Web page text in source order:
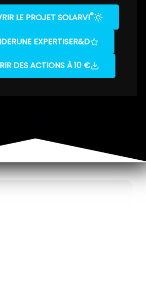
LE PROJET SOLARVI®
UNE EXPERTISER&D
DES ACTIONS À 10 €